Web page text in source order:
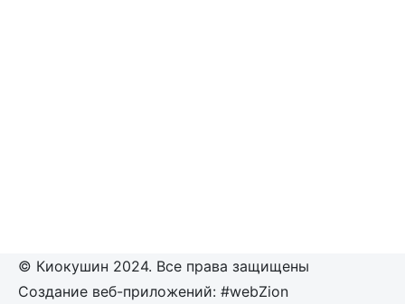
© Киокушин 2024. Все права защищены
Создание веб-приложений: #webZion